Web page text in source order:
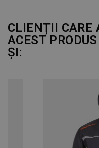
CLIENȚII CARE
ACEST
ȘI: